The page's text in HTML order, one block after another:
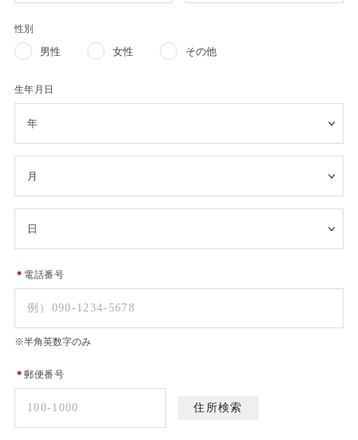
性別
男性 女性 その他
生年月日
＊ 電話番号
※半角英数字のみ
＊郵便番号